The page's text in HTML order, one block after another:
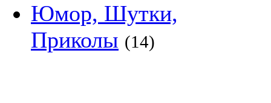
Юмор, Шутки,
Приколы (14)